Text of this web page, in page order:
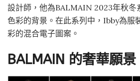
設計師，他為BALMAIN 2023年秋冬
色彩的背景。在此系列中，Ibby為服
彩的混合電子圖案。
BALMAIN 的奢華願景